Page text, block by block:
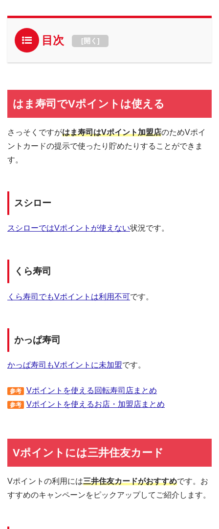
目次 [開く ]
はま寿司でVポイントは使える
さっそくですがはま寿司はVポイント加盟店のためVポイ
ントカードの提示で使ったり貯めたりすることができま
す。
スシロー
スシローではVポイントが使えない状況です。
くら寿司
くら寿司でもVポイントは利用不可です。
かっぱ寿司
かっぱ寿司もVポイントに未加盟です。
参考 Vポイントを使える回転寿司店まとめ
参考 Vポイントを使えるお店・加盟店まとめ
Vポイントには三井住友カード
Vポイントの利用には三井住友カードがおすすめです。お
すすめのキャンペーンをピックアップしてご紹介します。